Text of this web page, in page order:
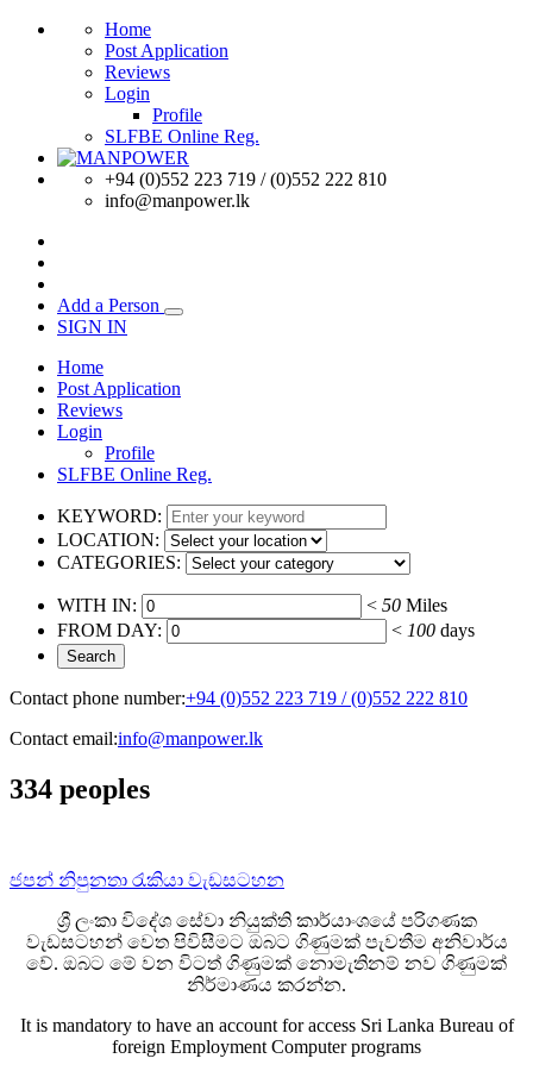
Home
Post Application
Reviews
Login
Profile
SLFBE Online Reg.
+94 (0)552 223 719 / (0)552 222 810
info@manpower.lk
Add a Person
SIGN IN
Home
Post Application
Reviews
Login
Profile
SLFBE Online Reg.
KEYWORD:
LOCATION:
CATEGORIES:
WITH IN: < 50 Miles
FROM DAY:
< 100 days
Contact phone number:+94 (0)552 223 719 / (0)552 222 810
Contact email:info@manpower.lk
334 peoples
ජපන් නිපුනතා රැකියා වැඩසටහන
ශ්‍රී ලංකා විදේශ සේවා නියුක්ති කාර්යාංශයේ පරිගණක
වැඩසටහන් වෙත පිවිසීමට ඔබට ගිණුමක් පැවතීම අනිවාර්ය
වේ. ඔබට මේ වන විටත් ගිණුමක් නොමැතිනම් නව ගිණුමක්
නිර්මාණය කරන්න.
It is mandatory to have an account for access Sri Lanka Bureau of
foreign Employment Computer programs